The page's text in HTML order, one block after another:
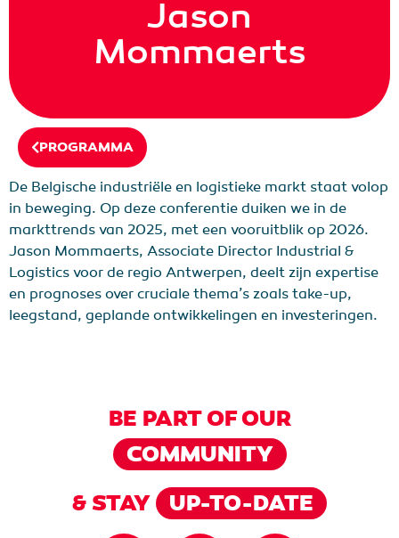
Jason
Mommaerts
PROGRAMMA
De Belgische industriële en logistieke markt staat volop
in beweging. Op deze conferentie duiken we in de
markttrends van 2025, met een vooruitblik op 2026.
Jason Mommaerts, Associate Director Industrial &
Logistics voor de regio Antwerpen, deelt zijn expertise
en prognoses over cruciale thema’s zoals take-up,
leegstand, geplande ontwikkelingen en investeringen.
BE PART OF OUR
COMMUNITY
& STAY
UP-TO-DATE